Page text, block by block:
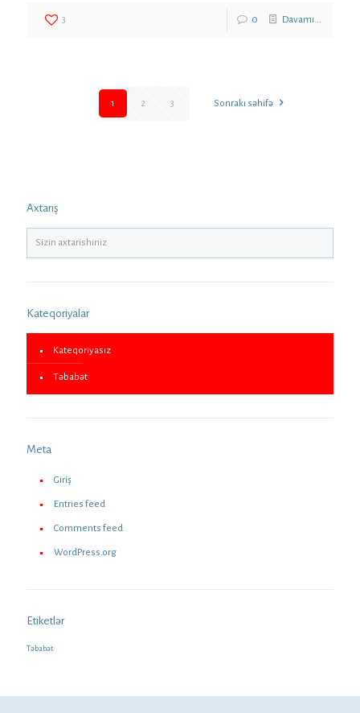
3 0 Davamı...
1 2 3 Sonrakı səhifə
Axtarış
Kateqoriyalar
Kateqoriyasız
Təbabət
Meta
Giriş
Entries feed
Comments feed
WordPress.org
Etiketlər
Təbabət